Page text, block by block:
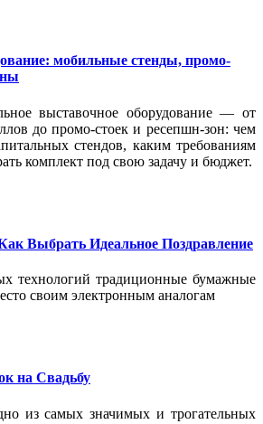
мобильные стенды, промо-
выставочное оборудование — от
до промо-стоек и ресепшн-зон: чем
стендов, каким требованиям
комплект под свою задачу и бюджет.
Выбрать Идеальное Поздравление
технологий традиционные бумажные
своим электронным аналогам
на Свадьбу
из самых значимых и трогательных